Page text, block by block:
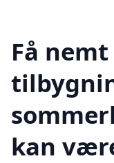
Få
kan